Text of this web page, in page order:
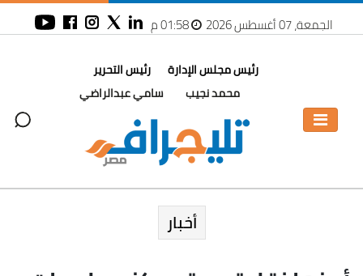
الجمعة، 07 أغسطس 2026 01:58 م
رئيس مجلس الإدارة
محمد نجيب
رئيس التحرير
سامي عبدالراضي
أخبار